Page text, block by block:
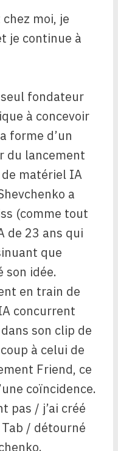
moi, je
je continue à
fondateur
à concevoir
forme d’un
du lancement
matériel IA
a
(comme tout
de 23 ans qui
que
son idée.
en train de
concurrent
son clip de
à celui de
Friend, ce
coïncidence.
pas / j’ai créé
/ détourné